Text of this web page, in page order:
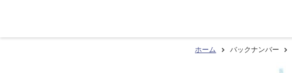
ホーム バックナンバー